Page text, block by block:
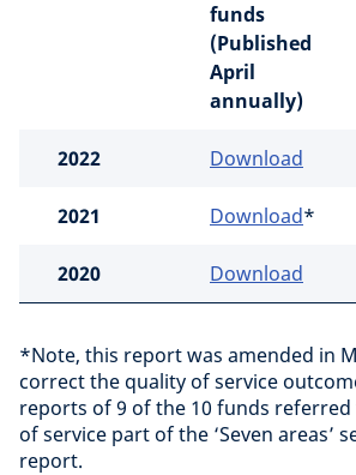
funds
(Published
April
annually)
2022 Download
2021 Download*
2020 Download
*Note, this report was amended in
correct the quality of service
reports of 9 of the 10 funds
of service part of the ‘Seven areas’
report.